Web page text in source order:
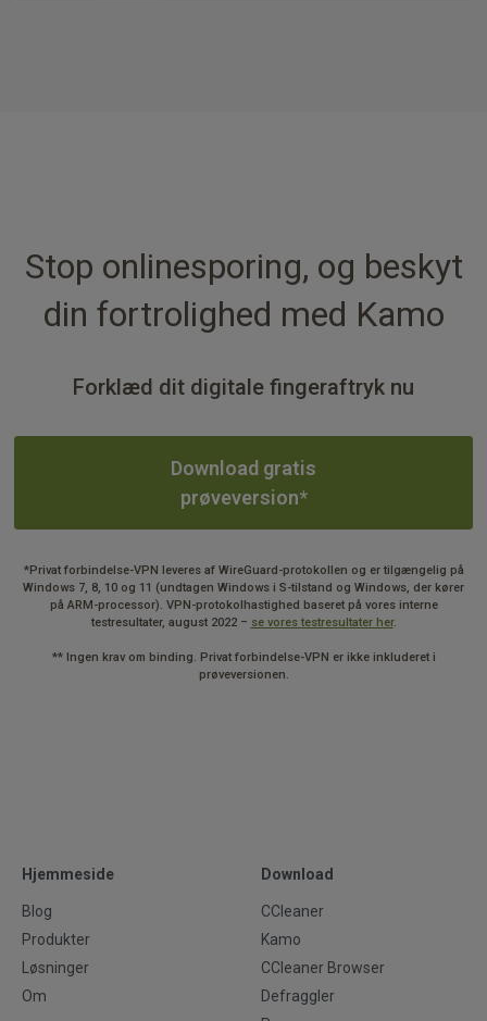
Stop onlinesporing, og beskyt
din fortrolighed med Kamo
Forklæd dit digitale fingeraftryk nu
Download gratis
prøveversion*
*Privat forbindelse-VPN leveres af WireGuard-protokollen og er tilgængelig på
Windows 7, 8, 10 og 11 (undtagen Windows i S-tilstand og Windows, der kører
på ARM-processor). VPN-protokolhastighed baseret på vores interne
testresultater, august 2022 – se vores testresultater her.
** Ingen krav om binding. Privat forbindelse-VPN er ikke inkluderet i
prøveversionen.
Hjemmeside
Blog
Produkter
Løsninger
Om
Download
CCleaner
Kamo
CCleaner Browser
Defraggler